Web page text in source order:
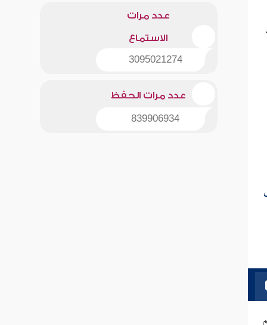
عدد مرات
الاستماع
3095021274
عدد مرات الحفظ
839906934